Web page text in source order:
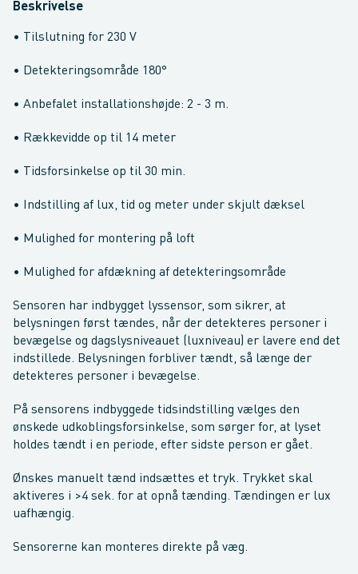
Beskrivelse
• Tilslutning for 230 V
• Detekteringsområde 180°
• Anbefalet installationshøjde: 2 - 3 m.
• Rækkevidde op til 14 meter
• Tidsforsinkelse op til 30 min.
• Indstilling af lux, tid og meter under skjult dæksel
• Mulighed for montering på loft
• Mulighed for afdækning af detekteringsområde
Sensoren har indbygget lyssensor, som sikrer, at
belysningen først tændes, når der detekteres personer i
bevægelse og dagslysniveauet (luxniveau) er lavere end det
indstillede. Belysningen forbliver tændt, så længe der
detekteres personer i bevægelse.
På sensorens indbyggede tidsindstilling vælges den
ønskede udkoblingsforsinkelse, som sørger for, at lyset
holdes tændt i en periode, efter sidste person er gået.
Ønskes manuelt tænd indsættes et tryk. Trykket skal
aktiveres i >4 sek. for at opnå tænding. Tændingen er lux
uafhængig.
Sensorerne kan monteres direkte på væg.